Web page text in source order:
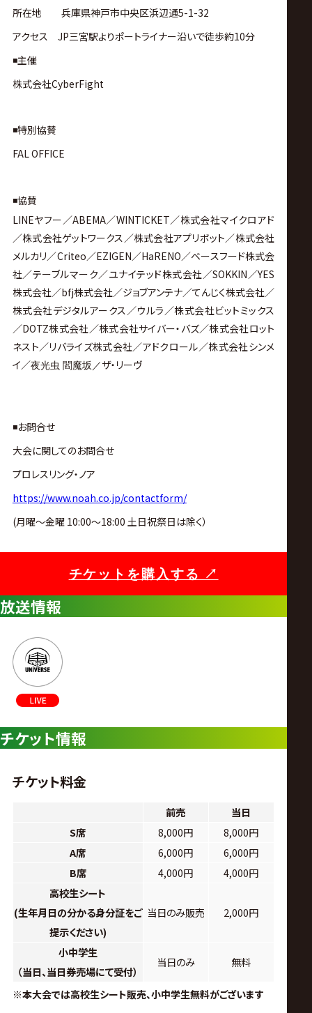
チケットを購入する ↗︎
所在地 兵庫県神戸市中央区浜辺通5-1-32
アクセス JP三宮駅よりポートライナー沿いで徒歩約10分
◾️主催
株式会社CyberFight
◾️特別協賛
FAL OFFICE
◾️協賛
LINEヤフー／ABEMA／WINTICKET／株式会社マイクロアド
／株式会社ゲットワークス／株式会社アプリボット／株式会社
メルカリ／Criteo／EZIGEN／HaRENO／ベースフード株式会
社／テーブルマーク／ユナイテッド株式会社／SOKKIN／YES
株式会社／bfj株式会社／ジョブアンテナ／てんじく株式会社／
株式会社デジタルアークス／ウルラ／株式会社ビットミックス
／DOTZ株式会社／株式会社サイバー・バズ／株式会社ロット
ネスト／リバライズ株式会社／アドクロール／株式会社シンメ
イ／夜光虫 閻魔坂／ザ・リーヴ
◾️お問合せ
大会に関してのお問合せ
プロレスリング・ノア
https://www.noah.co.jp/contactform/
(月曜〜金曜 10:00〜18:00 土日祝祭日は除く）
チケットを購入する ↗︎
放送情報
チケット情報
チケット料金
前売
当日
S席
8,000円
8,000円
A席
6,000円
6,000円
B席
4,000円
4,000円
高校生シート
(生年月日の分かる身分証をご
提示ください)
当日のみ販売 2,000円
小中学生
（当日、当日券売場にて受付）
当日のみ 無料
※本大会では高校生シート販売、小中学生無料がございます